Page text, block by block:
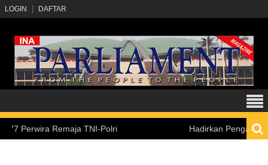
LOGIN DAFTAR
Remaja TNI-Polri Hadirkan Pengalaman